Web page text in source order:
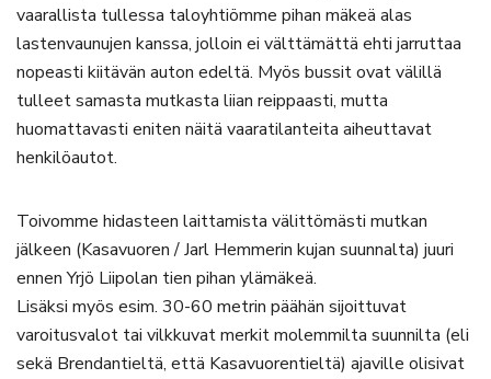
vaarallista tullessa taloyhtiömme pihan mäkeä alas
lastenvaunujen kanssa, jolloin ei välttämättä ehti jarruttaa
nopeasti kiitävän auton edeltä. Myös bussit ovat välillä
tulleet samasta mutkasta liian reippaasti, mutta
huomattavasti eniten näitä vaaratilanteita aiheuttavat
henkilöautot.
Toivomme hidasteen laittamista välittömästi mutkan
jälkeen (Kasavuoren / Jarl Hemmerin kujan suunnalta) juuri
ennen Yrjö Liipolan tien pihan ylämäkeä.
Lisäksi myös esim. 30-60 metrin päähän sijoittuvat
varoitusvalot tai vilkkuvat merkit molemmilta suunnilta (eli
sekä Brendantieltä, että Kasavuorentieltä) ajaville olisivat